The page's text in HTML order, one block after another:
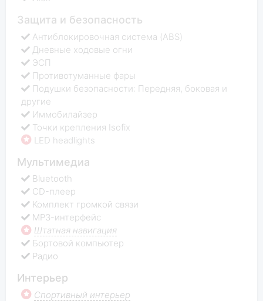
Защита и безопасность
Антиблокировочная система (ABS)
Дневные ходовые огни
ЭСП
Противотуманные фары
Подушки безопасности: Передняя, боковая и
другие
Иммобилайзер
Точки крепления Isofix
LED headlights
Мультимедиа
Bluetooth
CD-плеер
Комплект громкой связи
MP3-интерфейс
Штатная навигация
Бортовой компьютер
Радио
Интерьер
Спортивный интерьер